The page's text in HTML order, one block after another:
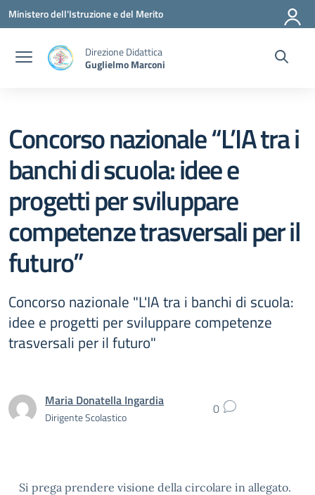
Vai ai contenuti
Vai al menu di navigazione
Vai al footer
Ministero dell'Istruzione e del Merito
Direzione Didattica
Guglielmo Marconi
Concorso nazionale “L’IA tra i
banchi di scuola: idee e
progetti per sviluppare
competenze trasversali per il
futuro”
Concorso nazionale "L'IA tra i banchi di scuola:
idee e progetti per sviluppare competenze
trasversali per il futuro"
Maria Donatella Ingardia
Dirigente Scolastico 0
Si prega prendere visione della circolare in allegato.